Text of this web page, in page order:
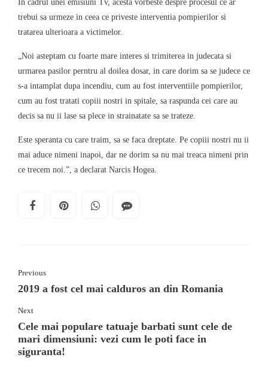
In cadrul unei emisiuni Tv, acesta vorbeste despre procesul ce ar
trebui sa urmeze in ceea ce priveste interventia pompierilor si
tratarea ulterioara a victimelor.
„Noi asteptam cu foarte mare interes si trimiterea in judecata si
urmarea pasilor perntru al doilea dosar, in care dorim sa se judece ce
s-a intamplat dupa incendiu, cum au fost interventiile pompierilor,
cum au fost tratati copiii nostri in spitale, sa raspunda cei care au
decis sa nu ii lase sa plece in strainatate sa se trateze.
Este speranta cu care traim, sa se faca dreptate. Pe copiii nostri nu ii
mai aduce nimeni inapoi, dar ne dorim sa nu mai treaca nimeni prin
ce trecem noi.”, a declarat Narcis Hogea.
Previous
2019 a fost cel mai calduros an din Romania
Next
Cele mai populare tatuaje barbati sunt cele de
mari dimensiuni: vezi cum le poti face in
siguranta!